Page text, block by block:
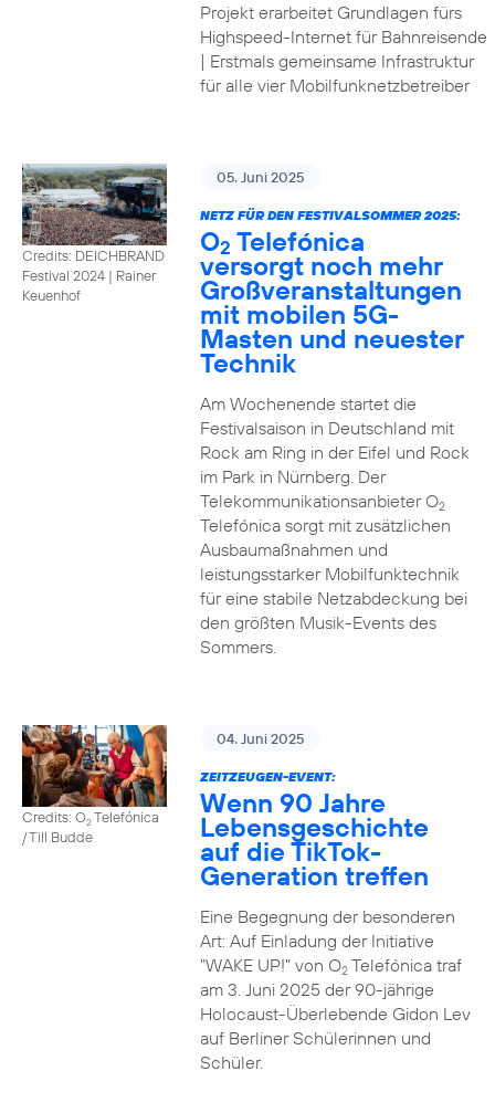
Projekt erarbeitet Grundlagen fürs
Highspeed-Internet für Bahnreisende
| Erstmals gemeinsame Infrastruktur
für alle vier Mobilfunknetzbetreiber
Credits: DEICHBRAND
Festival 2024 | Rainer
Keuenhof
05. Juni 2025
NETZ FÜR DEN FESTIVALSOMMER 2025:
O2 Telefónica
versorgt noch mehr
Großveranstaltungen
mit mobilen 5G-
Masten und neuester
Technik
Am Wochenende startet die
Festivalsaison in Deutschland mit
Rock am Ring in der Eifel und Rock
im Park in Nürnberg. Der
Telekommunikationsanbieter O2
Telefónica sorgt mit zusätzlichen
Ausbaumaßnahmen und
leistungsstarker Mobilfunktechnik
für eine stabile Netzabdeckung bei
den größten Musik-Events des
Sommers.
Credits: O2Telefónica
/ Till Budde
04. Juni 2025
ZEITZEUGEN-EVENT:
Wenn 90 Jahre
Lebensgeschichte
auf die TikTok-
Generation treffen
Eine Begegnung der besonderen
Art: Auf Einladung der Initiative
"WAKE UP!" von O2Telefónica traf
am 3. Juni 2025 der 90-jährige
Holocaust-Überlebende Gidon Lev
auf Berliner Schülerinnen und
Schüler.